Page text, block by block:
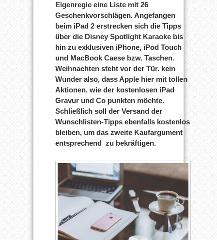
Eigenregie eine Liste mit 26
Geschenkvorschlägen. Angefangen
beim iPad 2 erstrecken sich die Tipps
über die Disney Spotlight Karaoke bis
hin zu exklusiven iPhone, iPod Touch
und MacBook Caese bzw. Taschen.
Weihnachten steht vor der Tür. kein
Wunder also, dass Apple hier mit tollen
Aktionen, wie der kostenlosen iPad
Gravur und Co punkten möchte.
Schließlich soll der Versand der
Wunschlisten-Tipps ebenfalls kostenlos
bleiben, um das zweite Kaufargument
entsprechend zu bekräftigen.